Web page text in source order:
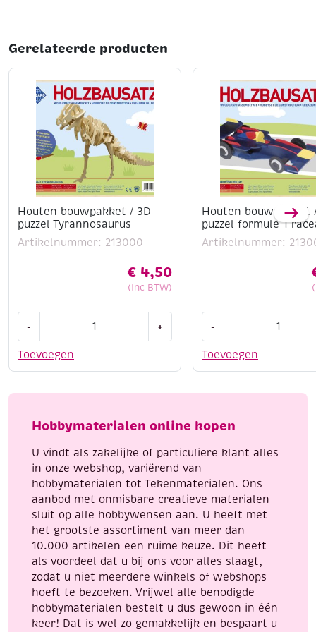
Optioneel: mesje en houtlijm te gebruiken
Stimuleert creativiteit en motoriek
Leuk als cadeautje
Gerelateerde producten
Houten bouwpakket / 3D
puzzel Tyrannosaurus
Artikelnummer: 213000
€ 4,50
(Inc BTW)
Toevoegen
-
/
Tyrannosaurus
+
Houten bouwpakket
puzzel formule 1
Artikelnummer:
Toevoegen
-
/
formule
raceauto
Hobbymaterialen online kopen
U vindt als zakelijke of particuliere klant alles
in onze webshop, variërend van
hobbymaterialen tot Tekenmaterialen. Ons
aanbod met onmisbare creatieve materialen
sluit op alle hobbywensen aan. U heeft met
het grootste assortiment van meer dan
10.000 artikelen een ruime keuze. Dit heeft
als voordeel dat u bij ons voor alles slaagt,
zodat u niet meerdere winkels of webshops
hoeft te bezoeken. Vrijwel alle benodigde
hobbymaterialen bestelt u dus gewoon in één
keer! Dat is wel zo gemakkelijk en bespaart u